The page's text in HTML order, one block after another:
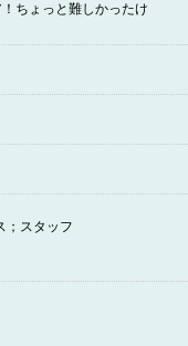
ちょっと難しかったけ
；スタッフ